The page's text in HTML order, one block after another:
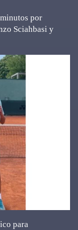
por
Sciahbasi y
para